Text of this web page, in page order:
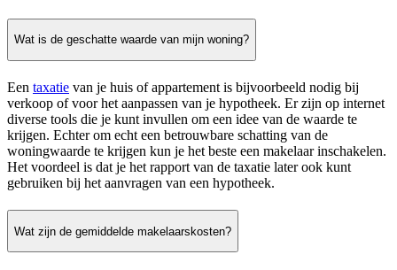
Wat is de geschatte waarde van mijn woning?
Een taxatie van je huis of appartement is bijvoorbeeld nodig bij
verkoop of voor het aanpassen van je hypotheek. Er zijn op internet
diverse tools die je kunt invullen om een idee van de waarde te
krijgen. Echter om echt een betrouwbare schatting van de
woningwaarde te krijgen kun je het beste een makelaar inschakelen.
Het voordeel is dat je het rapport van de taxatie later ook kunt
gebruiken bij het aanvragen van een hypotheek.
Wat zijn de gemiddelde makelaarskosten?